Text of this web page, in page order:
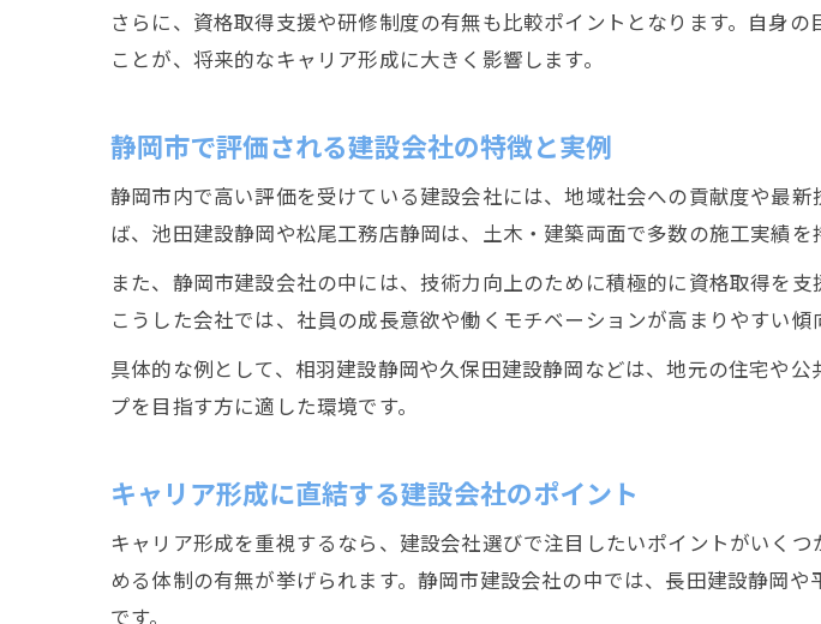
さらに、資格取得支援や研修制度の有無も比較ポイントとなります。自身
ことが、将来的なキャリア形成に大きく影響します。
静岡市で評価される建設会社の特徴と実例
静岡市内で高い評価を受けている建設会社には、地域社会への貢献度や最
ば、池田建設静岡や松尾工務店静岡は、土木・建築両面で多数の施工実績を
また、静岡市建設会社の中には、技術力向上のために積極的に資格取得を
こうした会社では、社員の成長意欲や働くモチベーションが高まりやすい傾
具体的な例として、相羽建設静岡や久保田建設静岡などは、地元の住宅や
プを目指す方に適した環境です。
キャリア形成に直結する建設会社のポイント
キャリア形成を重視するなら、建設会社選びで注目したいポイントがいく
める体制の有無が挙げられます。静岡市建設会社の中では、長田建設静岡
です。